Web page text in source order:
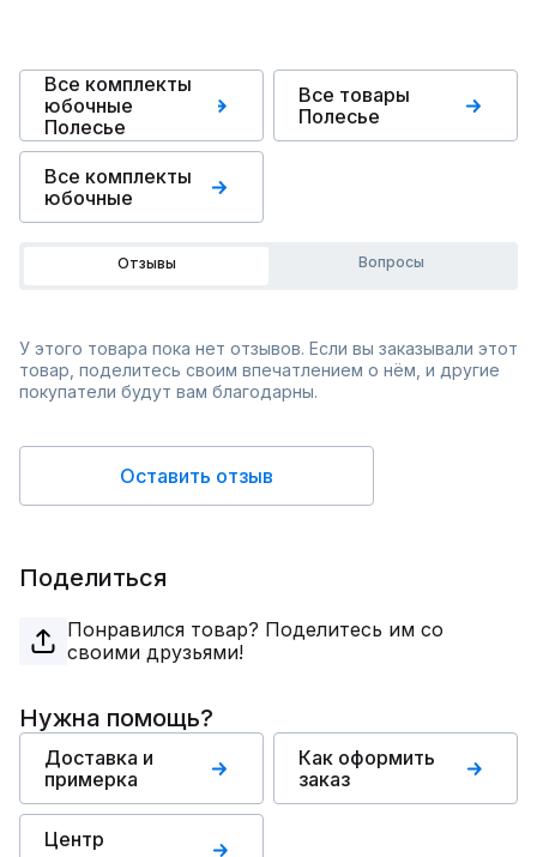
Все комплекты
юбочные
Полесье
Все товары
Полесье
Все комплекты
юбочные
Отзывы Вопросы
У этого товара пока нет отзывов. Если вы заказывали этот
товар, поделитесь своим впечатлением о нём, и другие
покупатели будут вам благодарны.
Оставить отзыв
Поделиться
Понравился товар? Поделитесь им со
своими друзьями!
Нужна помощь?
Доставка и
примерка
Как оформить
заказ
Центр